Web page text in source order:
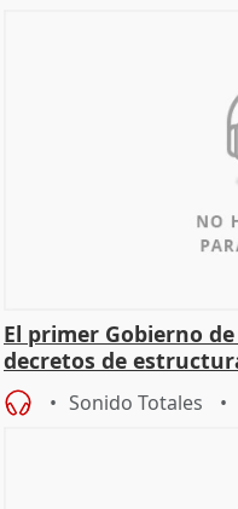
El primer Gobierno
decretos de
Sonido Totales